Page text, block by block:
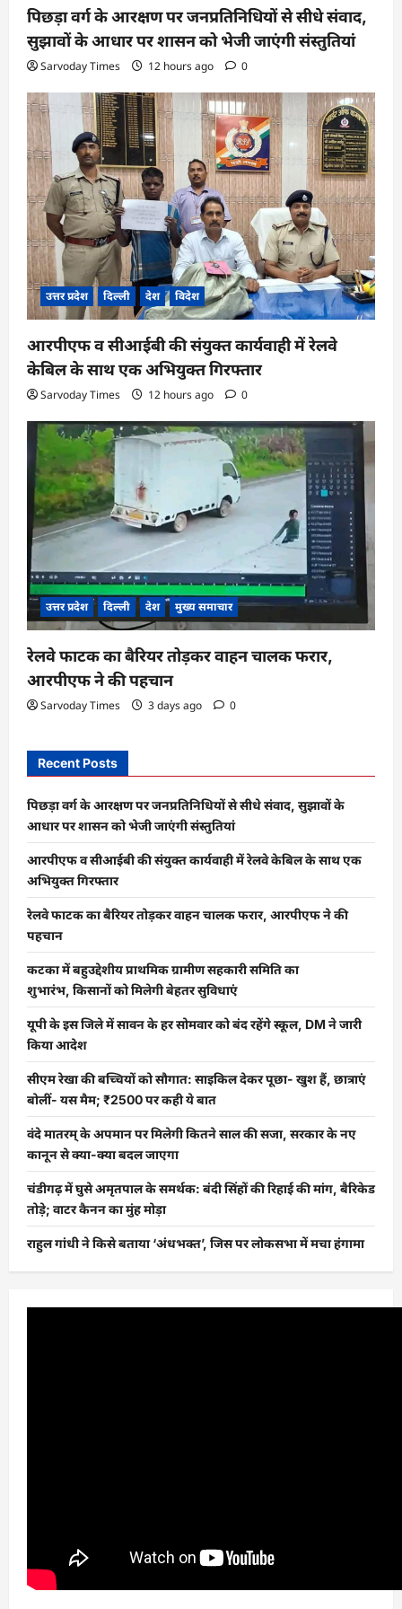
पिछड़ा वर्ग के आरक्षण पर जनप्रतिनिधियों से सीधे संवाद,
सुझावों के आधार पर शासन को भेजी जाएंगी संस्तुतियां
Sarvoday Times 12 hours ago 0
उत्तर प्रदेश दिल्ली देश विदेश
आरपीएफ व सीआईबी की संयुक्त कार्यवाही में रेलवे
केबिल के साथ एक अभियुक्त गिरफ्तार
Sarvoday Times 12 hours ago 0
उत्तर प्रदेश दिल्ली देश मुख्य समाचार
रेलवे फाटक का बैरियर तोड़कर वाहन चालक फरार,
आरपीएफ ने की पहचान
Sarvoday Times 3 days ago 0
Recent Posts
पिछड़ा वर्ग के आरक्षण पर जनप्रतिनिधियों से सीधे संवाद, सुझावों के
आधार पर शासन को भेजी जाएंगी संस्तुतियां
आरपीएफ व सीआईबी की संयुक्त कार्यवाही में रेलवे केबिल के साथ एक
अभियुक्त गिरफ्तार
रेलवे फाटक का बैरियर तोड़कर वाहन चालक फरार, आरपीएफ ने की
पहचान
कटका में बहुउद्देशीय प्राथमिक ग्रामीण सहकारी समिति का
शुभारंभ, किसानों को मिलेगी बेहतर सुविधाएं
यूपी के इस जिले में सावन के हर सोमवार को बंद रहेंगे स्कूल, DM ने जारी
किया आदेश
सीएम रेखा की बच्चियों को सौगात: साइकिल देकर पूछा- खुश हैं, छात्राएं
बोलीं- यस मैम; ₹2500 पर कही ये बात
वंदे मातरम् के अपमान पर मिलेगी कितने साल की सजा, सरकार के नए
कानून से क्या-क्या बदल जाएगा
चंडीगढ़ में घुसे अमृतपाल के समर्थक: बंदी सिंहों की रिहाई की मांग, बैरिकेड
तोड़े; वाटर कैनन का मुंह मोड़ा
राहुल गांधी ने किसे बताया ‘अंधभक्त’, जिस पर लोकसभा में मचा हंगामा